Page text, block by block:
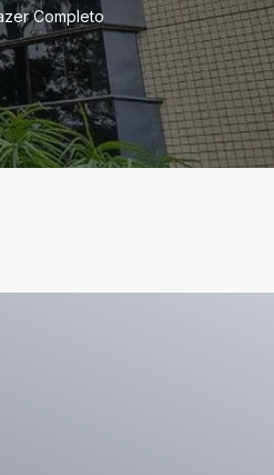
Completo